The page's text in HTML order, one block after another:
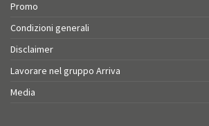
Promo
Condizioni generali
Disclaimer
Lavorare nel gruppo Arriva
Media